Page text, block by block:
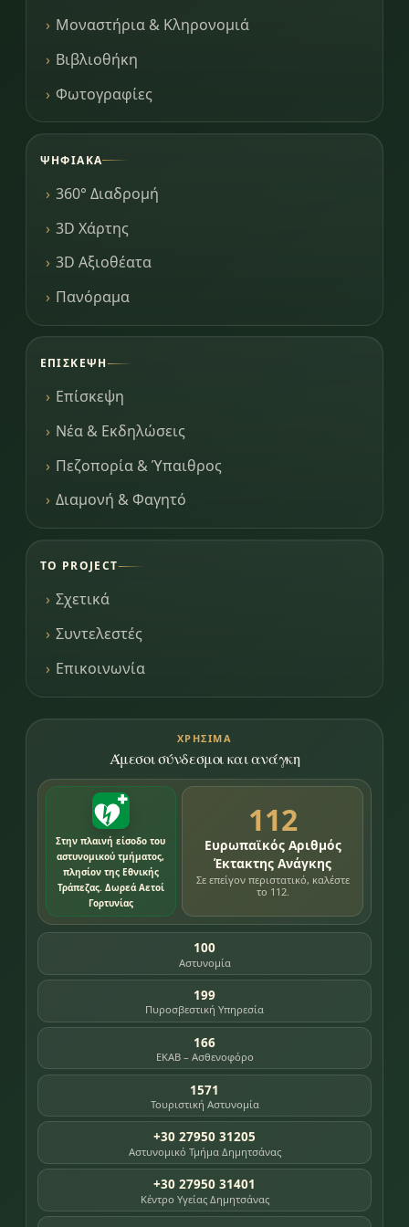
Μοναστήρια & Κληρονομιά
Βιβλιοθήκη
Φωτογραφίες
ΨΗΦΙΑΚΆ
360° Διαδρομή
3D Χάρτης
3D Αξιοθέατα
Πανόραμα
ΕΠΊΣΚΕΨΗ
Επίσκεψη
Νέα & Εκδηλώσεις
Πεζοπορία & Ύπαιθρος
Διαμονή & Φαγητό
ΤΟ PROJECT
Σχετικά
Συντελεστές
Επικοινωνία
ΧΡΉΣΙΜΑ
Άμεσοι σύνδεσμοι και ανάγκη
Στην πλαινή είσοδο του
αστυνομικού τμήματος,
πλησίον της Εθνικής
Τράπεζας. Δωρεά Αετοί
Γορτυνίας
112
Ευρωπαϊκός Αριθμός
Έκτακτης Ανάγκης
Σε επείγον περιστατικό, καλέστε
το 112.
100
Αστυνομία
199
Πυροσβεστική Υπηρεσία
166
ΕΚΑΒ – Ασθενοφόρο
1571
Τουριστική Αστυνομία
+30 27950 31205
Αστυνομικό Τμήμα Δημητσάνας
+30 27950 31401
Κέντρο Υγείας Δημητσάνας